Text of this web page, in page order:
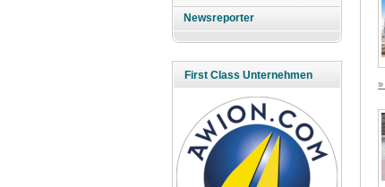
Newsreporter
First Class Unternehmen
»